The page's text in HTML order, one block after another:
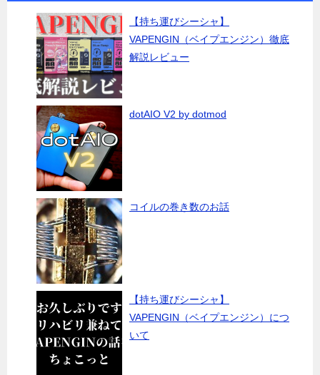
【持ち運びシーシャ】
VAPENGIN（ベイプエンジン）徹底
解説レビュー
dotAIO V2 by dotmod
コイルの巻き数のお話
【持ち運びシーシャ】
VAPENGIN（ベイプエンジン）につ
いて